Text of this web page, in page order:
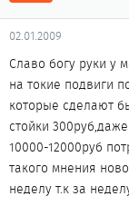
02.01.2009
Славо богу руки у
на токие подвиги
которые сделают
стойки
10000-12000руб
такого мнения
неделу т.к за